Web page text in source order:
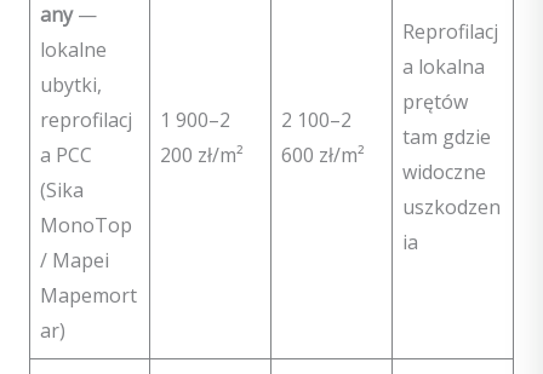
any—
lokalne
ubytki,
reprofilacj
a PCC
(Sika
MonoTop
/ Mapei
Mapemort
ar)
1 900–2
200 zł/m²
2 100–2
600 zł/m²
Reprofilacj
a lokalna
prętów
tam gdzie
widoczne
uszkodzen
ia